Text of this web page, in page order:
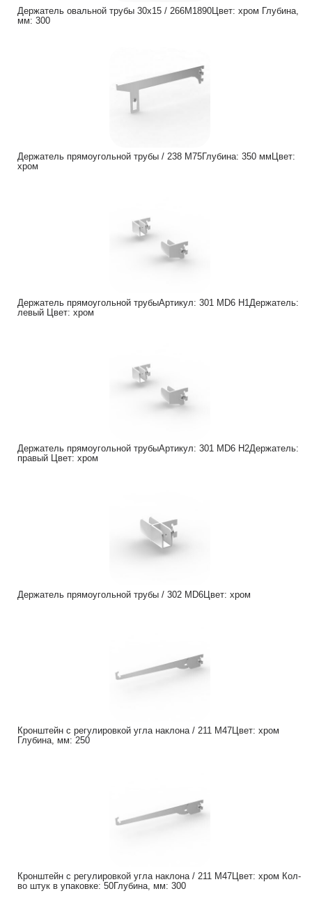
Держатель овальной трубы 30х15 / 266М1890Цвет: хром Глубина,
мм: 300
Держатель прямоугольной трубы / 238 M75Глубина: 350 ммЦвет:
хром
Держатель прямоугольной трубыАртикул: 301 MD6 H1Держатель:
левый Цвет: хром
Держатель прямоугольной трубыАртикул: 301 MD6 H2Держатель:
правый Цвет: хром
Держатель прямоугольной трубы / 302 MD6Цвет: хром
Кронштейн с регулировкой угла наклона / 211 M47Цвет: хром
Глубина, мм: 250
Кронштейн с регулировкой угла наклона / 211 M47Цвет: хром Кол-
во штук в упаковке: 50Глубина, мм: 300